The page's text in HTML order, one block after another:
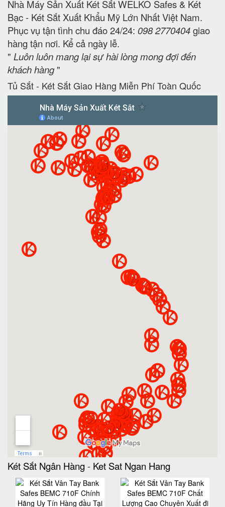
Nhà Máy Sản Xuất Két Sắt WELKO Safes & Két
Bạc - Két Sắt Xuất Khẩu Mỹ Lớn Nhất Việt Nam.
Phục vụ tận tình chu đáo 24/24: 098 2770404giao
hàng tận nơi. Kể cả ngày lễ.
" Luôn luôn mang lại sự hài lòng mong đợi đến
khách hàng"
Tủ Sắt - Két Sắt Giao Hàng Miễn Phí Toàn Quốc
Két Sắt Ngân Hàng- Ket Sat Ngan Hang